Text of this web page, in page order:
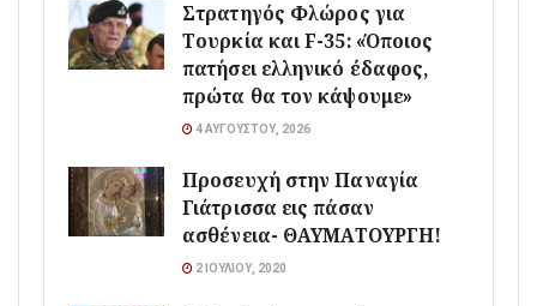
Στρατηγός Φλώρος για
Τουρκία και F-35: «Όποιος
πατήσει ελληνικό έδαφος,
πρώτα θα τον κάψουμε»
4 ΑΥΓΟΎΣΤΟΥ, 2026
Προσευχή στην Παναγία
Γιάτρισσα εις πάσαν
ασθένεια- ΘΑΥΜΑΤΟΥΡΓΗ!
2 ΙΟΥΛΊΟΥ, 2020